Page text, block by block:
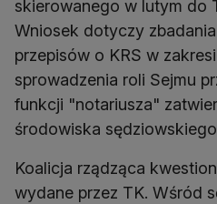
skierowanego w lutym do
Wniosek dotyczy
przepisów o KRS w
sprowadzenia roli Sejmu
funkcji "notariusza"
środowiska
Koalicja rządząca
wydane przez TK. Wśród